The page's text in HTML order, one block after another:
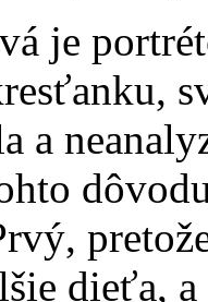
je
a
dieťa,